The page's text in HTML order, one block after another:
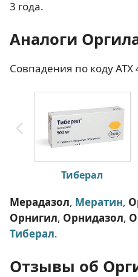
3 года.
Аналоги
Совпадения по коду АТХ
Тиберал
Мерадазол, Мератин,
Орнигил, Орнидазол,
Тиберал.
Отзывы об